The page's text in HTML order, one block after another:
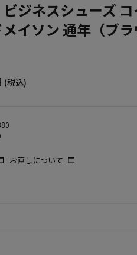
ビジネスシューズ
イソン 通年（ブラ
(税込)
お直しについて